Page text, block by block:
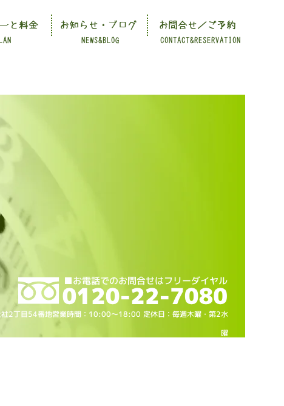
CONTACT&RESERVATION
NEWS&BLOG
と料金 お知らせ・ブログ お問合せ／ご予約
2丁目54番地営業時間：10:00～18:00 定休日：毎週木曜・第2水
曜